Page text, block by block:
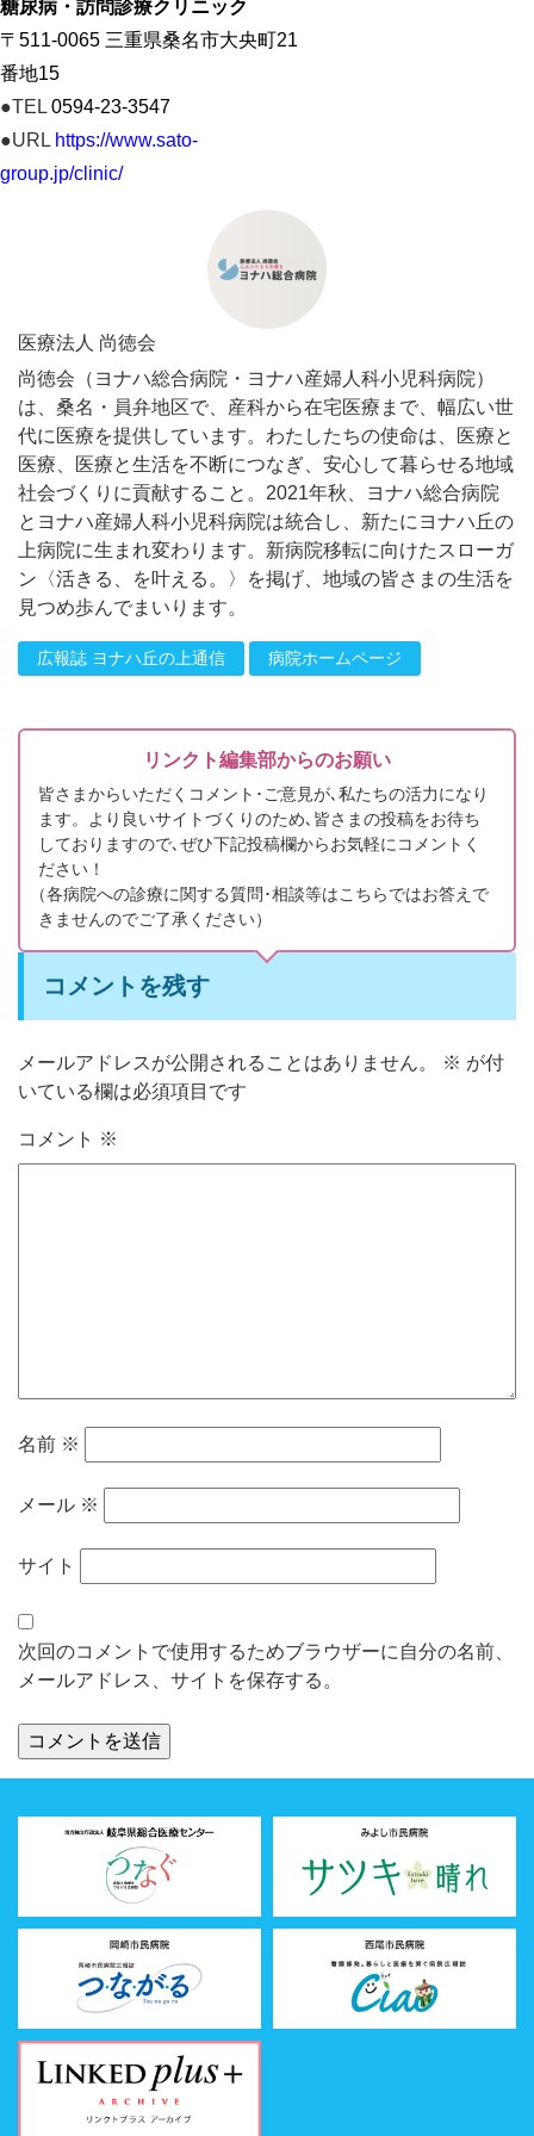
糖尿病・訪問診療クリニック
〒511-0065 三重県桑名市大央町21
番地15
●TEL 0594-23-3547
●URL https://www.sato-
group.jp/clinic/
医療法人 尚徳会
尚徳会（ヨナハ総合病院・ヨナハ産婦人科小児科病院）
は、桑名・員弁地区で、産科から在宅医療まで、幅広い世
代に医療を提供しています。わたしたちの使命は、医療と
医療、医療と生活を不断につなぎ、安心して暮らせる地域
社会づくりに貢献すること。2021年秋、ヨナハ総合病院
とヨナハ産婦人科小児科病院は統合し、新たにヨナハ丘の
上病院に生まれ変わります。新病院移転に向けたスローガ
ン〈活きる、を叶える。〉を掲げ、地域の皆さまの生活を
見つめ歩んでまいります。
広報誌 ヨナハ丘の上通信 病院ホームページ
リンクト編集部からのお願い
皆さまからいただくコメント･ご意見が､私たちの活力になり
ます。より良いサイトづくりのため､皆さまの投稿をお待ち
しておりますので､ぜひ下記投稿欄からお気軽にコメントく
ださい！
（各病院への診療に関する質問･相談等はこちらではお答えで
きませんのでご了承ください）
コメントを残す
メールアドレスが公開されることはありません。 ※ が付
いている欄は必須項目です
コメント ※
名前 ※
メール ※
サイト
次回のコメントで使用するためブラウザーに自分の名前、
メールアドレス、サイトを保存する。